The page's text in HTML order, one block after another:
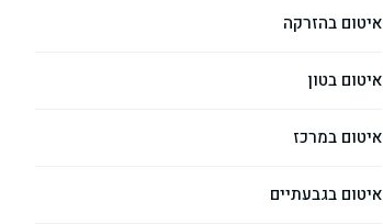
איטום בהזרקה
איטום בטון
איטום במרכז
איטום בגבעתיים